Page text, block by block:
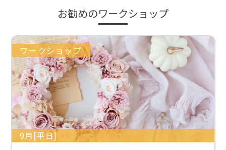
お勧めのワークショップ
ワークショップ
9月[平日]